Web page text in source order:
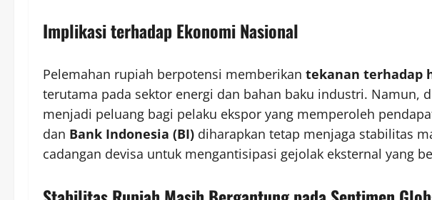
Implikasi terhadap Ekonomi Nasional
Pelemahan rupiah berpotensi memberikan tekanan terhadap
terutama pada sektor energi dan bahan baku industri. Namun,
menjadi peluang bagi pelaku ekspor yang memperoleh
dan Bank Indonesia (BI) diharapkan tetap menjaga stabilitas
cadangan devisa untuk mengantisipasi gejolak eksternal yang